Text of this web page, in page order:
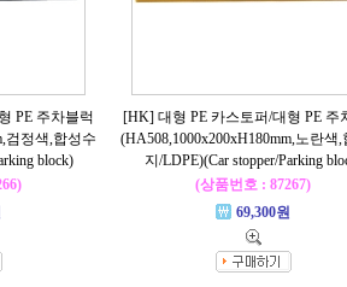
PE 주차블럭
검정색,합성수
block)
[HK] 대형 PE 카스토퍼/대형 PE 주
(HA508,1000x200xH180mm,노란색
지/LDPE)(Car stopper/Parking
(상품번호 : 87267)
69,300원